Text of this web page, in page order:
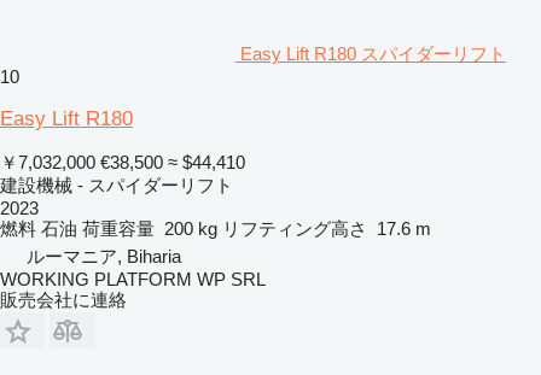
Easy Lift R180 スパイダーリフト
10
Easy Lift R180
￥7,032,000 €38,500 ≈ $44,410
建設機械 - スパイダーリフト
2023
燃料 石油 荷重容量 200 kg リフティング高さ
17.6 m
ルーマニア, Biharia
WORKING PLATFORM WP SRL
販売会社に連絡